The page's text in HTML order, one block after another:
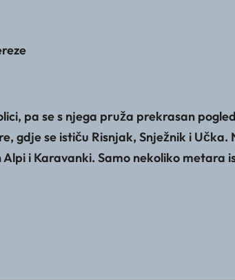
pa se s njega pruža prekrasan
gdje se ističu Risnjak, Snježnik i
i Karavanki. Samo nekoliko metara